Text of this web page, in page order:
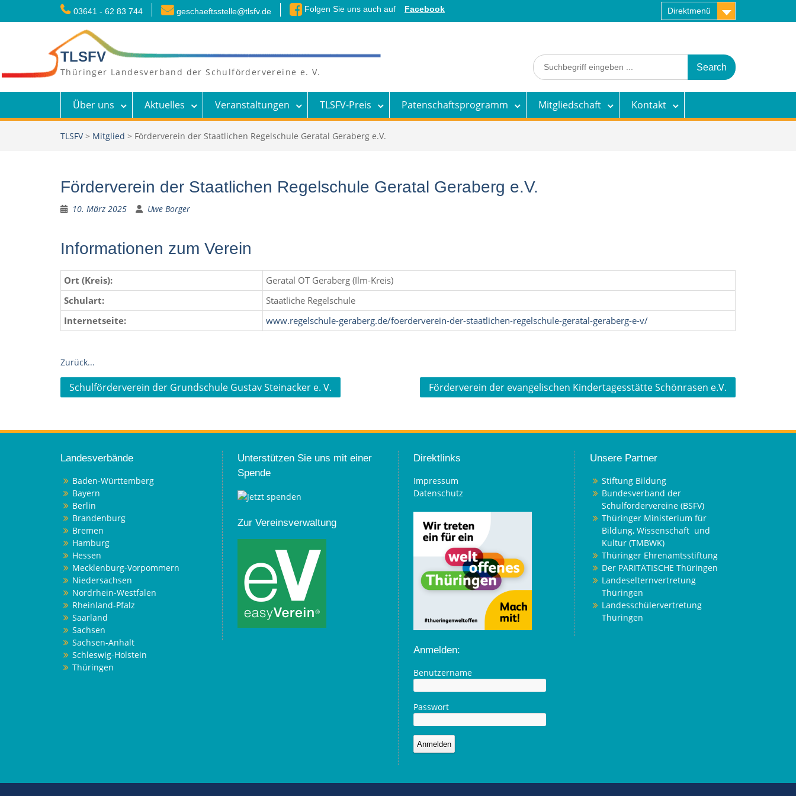
03641 - 62 83 744 geschaeftsstelle@tlsfv.de Folgen Sie uns auch auf Facebook Direktmenü
TLSFV
Thüringer Landesverband der Schulfördervereine e. V.
Search
for:
Über uns Aktuelles Veranstaltungen TLSFV-Preis Patenschaftsprogramm Mitgliedschaft Kontakt
TLSFV> Mitglied > Förderverein der Staatlichen Regelschule Geratal Geraberg e.V.
Förderverein der Staatlichen Regelschule Geratal Geraberg e.V.
10. März 2025 Uwe Borger
Informationen zum Verein
Ort (Kreis):
Geratal OT Geraberg (Ilm-Kreis)
Schulart:
Staatliche Regelschule
Internetseite:
www.regelschule-geraberg.de/foerderverein-der-staatlichen-regelschule-geratal-geraberg-e-v/
Zurück...
Beitragsnavigation
Schulförderverein der Grundschule Gustav Steinacker e. V. Förderverein der evangelischen Kindertagesstätte Schönrasen e.V.
Landesverbände
Baden-Württemberg
Bayern
Berlin
Brandenburg
Bremen
Hamburg
Hessen
Mecklenburg-Vorpommern
Niedersachsen
Nordrhein-Westfalen
Rheinland-Pfalz
Saarland
Sachsen
Sachsen-Anhalt
Schleswig-Holstein
Thüringen
Unterstützen Sie uns mit einer
Spende
Zur Vereinsverwaltung
Direktlinks
Impressum
Datenschutz
Anmelden:
Benutzername
Passwort
Unsere Partner
Stiftung Bildung
Bundesverband der
Schulfördervereine (BSFV)
Thüringer Ministerium für
Bildung, Wissenschaft und
Kultur (TMBWK)
Thüringer Ehrenamtsstiftung
Der PARITÄTISCHE Thüringen
Landeselternvertretung
Thüringen
Landesschülervertretung
Thüringen